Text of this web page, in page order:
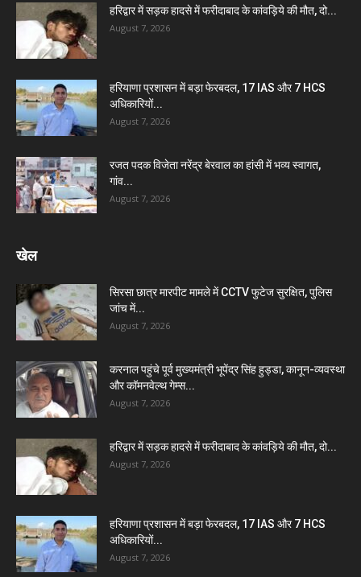
हरिद्वार में सड़क हादसे में फरीदाबाद के कांवड़िये की मौत, दो...
August 7, 2026
हरियाणा प्रशासन में बड़ा फेरबदल, 17 IAS और 7 HCS
अधिकारियों...
August 7, 2026
रजत पदक विजेता नरेंद्र बेरवाल का हांसी में भव्य स्वागत,
गांव...
August 7, 2026
खेल
सिरसा छात्र मारपीट मामले में CCTV फुटेज सुरक्षित, पुलिस
जांच में...
August 7, 2026
करनाल पहुंचे पूर्व मुख्यमंत्री भूपेंद्र सिंह हुड्डा, कानून-व्यवस्था
और कॉमनवेल्थ गेम्स...
August 7, 2026
हरिद्वार में सड़क हादसे में फरीदाबाद के कांवड़िये की मौत, दो...
August 7, 2026
हरियाणा प्रशासन में बड़ा फेरबदल, 17 IAS और 7 HCS
अधिकारियों...
August 7, 2026